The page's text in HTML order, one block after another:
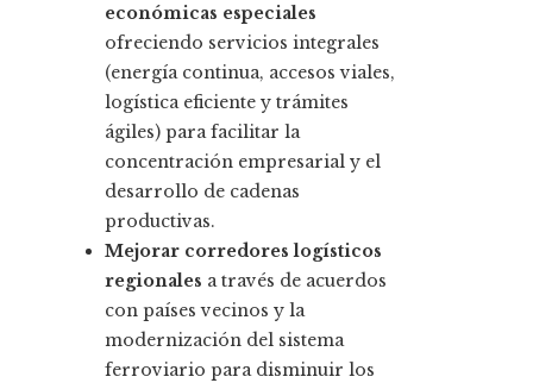
económicas especiales
ofreciendo servicios integrales
(energía continua, accesos viales,
logística eficiente y trámites
ágiles) para facilitar la
concentración empresarial y el
desarrollo de cadenas
productivas.
Mejorar corredores logísticos
regionales a través de acuerdos
con países vecinos y la
modernización del sistema
ferroviario para disminuir los